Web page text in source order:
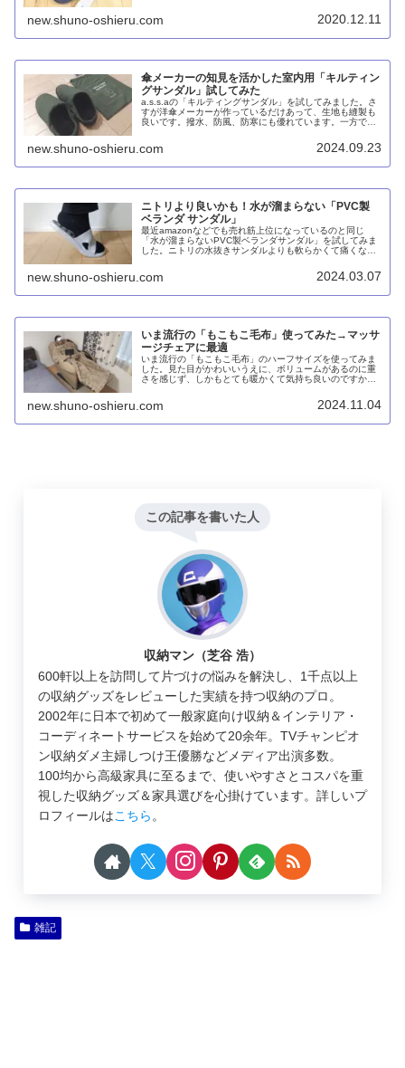
new.shuno-oshieru.com 2020.12.11
傘メーカーの知見を活かした室内用「キルティン
グサンダル」試してみた
a.s.s.aの「キルティングサンダル」を試してみました。さ
すが洋傘メーカーが作っているだけあって、生地も縫製も
良いです。撥水、防風、防寒にも優れています。一方で、
new.shuno-oshieru.com 2024.09.23
ニトリより良いかも！水が溜まらない「PVC製
ベランダ サンダル」
最近amazonなどでも売れ筋上位になっているのと同じ
「水が溜まらないPVC製ベランダサンダル」を試してみま
した。ニトリの水抜きサンダルよりも軟らかくて痛くな
new.shuno-oshieru.com 2024.03.07
いま流行の「もこもこ毛布」使ってみた→マッサ
ージチェアに最適
いま流行の「もこもこ毛布」のハーフサイズを使ってみま
した。見た目がかわいいうえに、ボリュームがあるのに重
さを感じず、しかもとても暖かくて気持ち良いのですか
new.shuno-oshieru.com 2024.11.04
この記事を書いた人
収納マン（芝谷 浩）
600軒以上を訪問して片づけの悩みを解決し、1千点以上
の収納グッズをレビューした実績を持つ収納のプロ。
2002年に日本で初めて一般家庭向け収納＆インテリア・
コーディネートサービスを始めて20余年。TVチャンピオ
ン収納ダメ主婦しつけ王優勝などメディア出演多数。
100均から高級家具に至るまで、使いやすさとコスパを重
視した収納グッズ＆家具選びを心掛けています。詳しいプ
ロフィールはこちら。
雑記